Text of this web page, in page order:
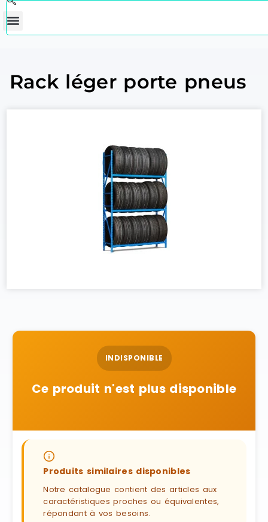
Rack léger porte pneus
INDISPONIBLE
Ce produit n'est plus disponible
Produits similaires disponibles
Notre catalogue contient des articles aux
caractéristiques proches ou équivalentes,
répondant à vos besoins.